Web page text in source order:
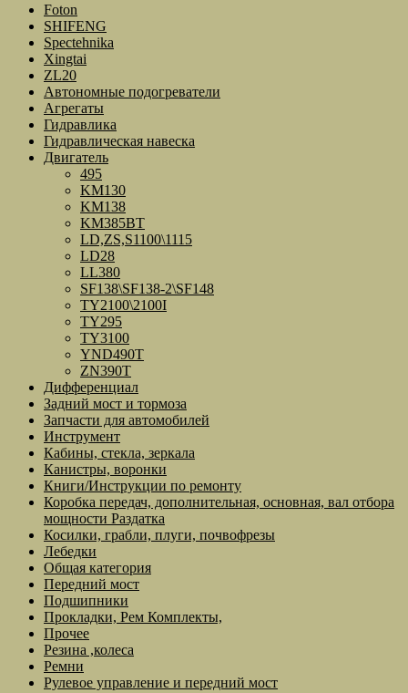
Foton
SHIFENG
Spectehnika
Xingtai
ZL20
Автономные подогреватели
Агрегаты
Гидравлика
Гидравлическая навеска
Двигатель
495
KM130
KM138
KM385BT
LD,ZS,S1100\1115
LD28
LL380
SF138\SF138-2\SF148
TY2100\2100I
TY295
TY3100
YND490T
ZN390T
Дифференциал
Задний мост и тормоза
Запчасти для автомобилей
Инструмент
Кабины, стекла, зеркала
Канистры, воронки
Книги/Инструкции по ремонту
Коробка передач, дополнительная, основная, вал отбора
мощности Раздатка
Косилки, грабли, плуги, почвофрезы
Лебедки
Общая категория
Передний мост
Подшипники
Прокладки, Рем Комплекты,
Прочее
Резина ,колеса
Ремни
Рулевое управление и передний мост